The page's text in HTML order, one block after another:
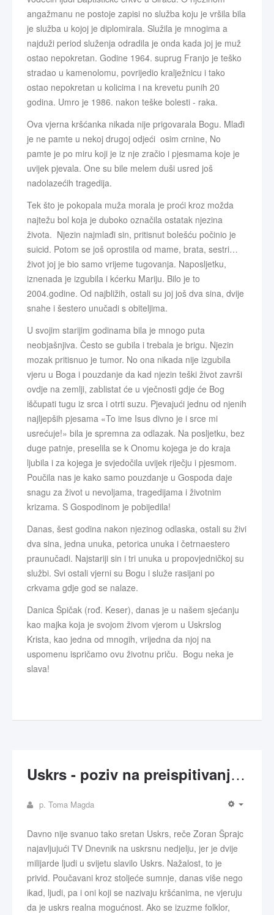
angažmanu ne postoje zapisi no služba koju je vršila bila
je služba u kojoj je diplomirala. Služila je mnogima a
najduži period služenja odradila je onda kada joj je muž
ostao nepokretan. Godine 1964. suprug Franjo je teško
stradao u kamenolomu, povrijedio kralježnicu i tako
ostao nepokretan u kolicima i na krevetu punih 20
godina. Umro je 1986. nakon teške bolesti - raka.
Ova vjerna kršćanka nikada nije prigovarala Bogu. Mlađi
je ne pamte u nekoj drugoj odjeći osim crnine, No
pamte je po miru koji je iz nje zračio i pjesmama koje je
uvijek pjevala. One su bile melem duši usred još
nadolazećih tragedija.
Tek što je pokopala muža morala je proći kroz možda
najtežu bol koja je duboko označila ostatak njezina
života. Njezin najmlađi sin, pritisnut bolešću počinio je
suicid. Potom se još oprostila od mame, brata, sestri…
život joj je bio samo vrijeme tugovanja. Naposljetku,
iznenada je izgubila i kćerku Mariju. Bilo je to
2004.godine. Od najbližih, ostali su joj još dva sina, dvije
snahe i šestero unučadi s obiteljima.
U svojim starijim godinama bila je mnogo puta
neobjašnjiva. Često se gubila i trebala je brigu. Njezin
mozak pritisnuo je tumor. No ona nikada nije izgubila
vjeru u Boga i pouzdanje da kad njezin teški život završi
ovdje na zemlji, zablistat će u vječnosti gdje će Bog
iščupati tugu iz srca i otrti suzu. Pjevajući jednu od njenih
najljepših pjesama «To ime Isus divno je i srce mi
usrećuje!» bila je spremna za odlazak. Na posljetku, bez
duge patnje, preselila se k Onomu kojega je do kraja
ljubila i za kojega je svjedočila uvijek riječju i pjesmom.
Poučila nas je kako samo pouzdanje u Gospoda daje
snagu za život u nevoljama, tragedijama i životnim
krizama. S Gospodinom je pobijedila!
Danas, šest godina nakon njezinog odlaska, ostali su živi
dva sina, jedna unuka, petorica unuka i četrnaestero
praunučadi. Najstariji sin i tri unuka u propovjedničkoj su
službi. Svi ostali vjerni su Bogu i služe rasijani po
crkvama gdje god se nalaze.
Danica Špičak (rođ. Keser), danas je u našem sjećanju
kao majka koja je svojom živom vjerom u Uskrslog
Krista, kao jedna od mnogih, vrijedna da njoj na
uspomenu ispričamo ovu životnu priču. Bogu neka je
slava!
Uskrs - poziv na preispitivanje vjere
p. Toma Magda
Davno nije svanuo tako sretan Uskrs, reče Zoran Šprajc
najavljujući TV Dnevnik na uskrsnu nedjelju, jer je dvije
milijarde ljudi u svijetu slavilo Uskrs. Nažalost, to je
privid. Poučavani kroz stoljeće sumnje, danas više nego
ikad, ljudi, pa i oni koji se nazivaju kršćanima, ne vjeruju
da je uskrs realna mogućnost. Ako se izuzme folklor,